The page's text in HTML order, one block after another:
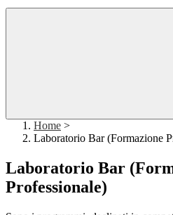
Home >
Laboratorio Bar (Formazione
Laboratorio Bar
Professionale)